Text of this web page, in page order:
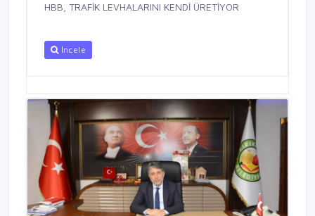
HBB, TRAFİK LEVHALARINI KENDİ ÜRETİYOR
İncele